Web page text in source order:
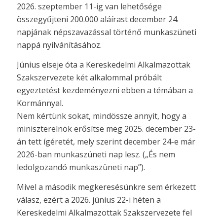
2026. szeptember 11-ig van lehetősége
összegyűjteni 200.000 aláírast december 24.
napjának népszavazással történő munkaszüneti
nappá nyilvánításához.
Június elseje óta a Kereskedelmi Alkalmazottak
Szakszervezete két alkalommal próbált
egyeztetést kezdeményezni ebben a témában a
Kormánnyal.
Nem kértünk sokat, mindössze annyit, hogy a
miniszterelnök erősítse meg 2025. december 23-
án tett ígéretét, mely szerint december 24-e már
2026-ban munkaszüneti nap lesz. („És nem
ledolgozandó munkaszüneti nap”).
Mivel a második megkeresésünkre sem érkezett
válasz, ezért a 2026. június 22-i héten a
Kereskedelmi Alkalmazottak Szakszervezete fel